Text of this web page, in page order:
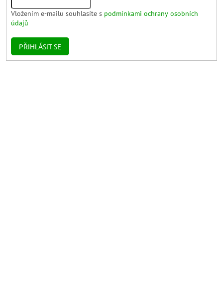
Vložením e-mailu souhlasíte s podmínkami ochrany osobních
údajů
PŘIHLÁSIT SE